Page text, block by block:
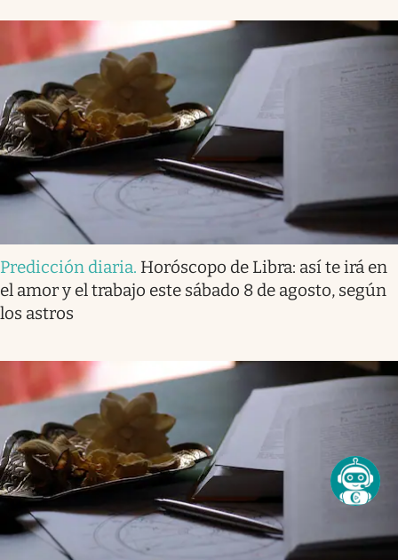
Predicción diaria. Horóscopo de Libra: así te irá en
el amor y el trabajo este sábado 8 de agosto, según
los astros